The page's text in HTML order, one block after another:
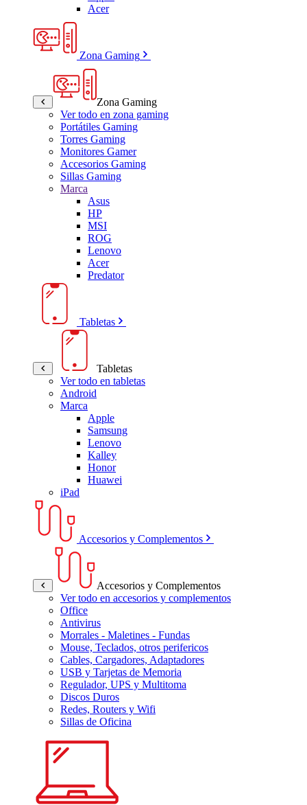
Acer
Zona Gaming
Zona Gaming
Ver todo en zona gaming
Portátiles Gaming
Torres Gaming
Monitores Gamer
Accesorios Gaming
Sillas Gaming
Marca
Asus
HP
MSI
ROG
Lenovo
Acer
Predator
Tabletas
Tabletas
Ver todo en tabletas
Android
Marca
Apple
Samsung
Lenovo
Kalley
Honor
Huawei
iPad
Accesorios y Complementos
Accesorios y Complementos
Ver todo en accesorios y complementos
Office
Antivirus
Morrales - Maletines - Fundas
Mouse, Teclados, otros perifericos
Cables, Cargadores, Adaptadores
USB y Tarjetas de Memoria
Regulador, UPS y Multitoma
Discos Duros
Redes, Routers y Wifi
Sillas de Oficina